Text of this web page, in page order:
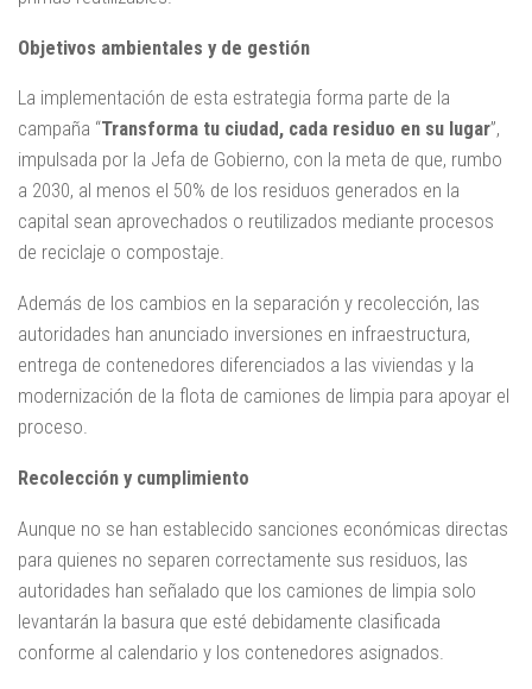
Objetivos ambientales y de gestión
La implementación de esta estrategia forma parte de la
campaña “Transforma tu ciudad, cada residuo en su lugar”,
impulsada por la Jefa de Gobierno, con la meta de que, rumbo
a 2030, al menos el 50% de los residuos generados en la
capital sean aprovechados o reutilizados mediante procesos
de reciclaje o compostaje.
Además de los cambios en la separación y recolección, las
autoridades han anunciado inversiones en infraestructura,
entrega de contenedores diferenciados a las viviendas y la
modernización de la flota de camiones de limpia para apoyar el
proceso.
Recolección y cumplimiento
Aunque no se han establecido sanciones económicas directas
para quienes no separen correctamente sus residuos, las
autoridades han señalado que los camiones de limpia solo
levantarán la basura que esté debidamente clasificada
conforme al calendario y los contenedores asignados.